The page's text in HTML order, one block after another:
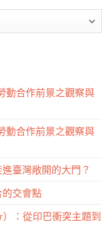
動合作前景之觀察與
動合作前景之觀察與
臺灣敞開的大門？
交會點
）：從印巴衝突主題到